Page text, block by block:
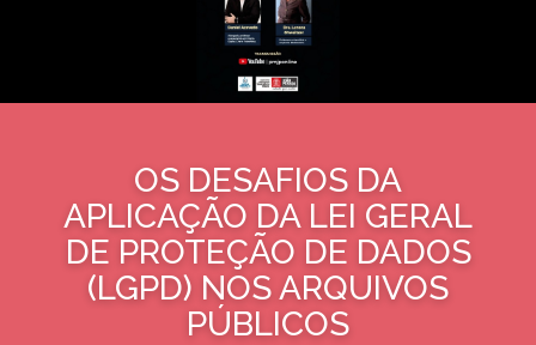
OS DESAFIOS DA
APLICAÇÃO DA LEI GERAL
DE PROTEÇÃO DE DADOS
(LGPD) NOS ARQUIVOS
PÚBLICOS